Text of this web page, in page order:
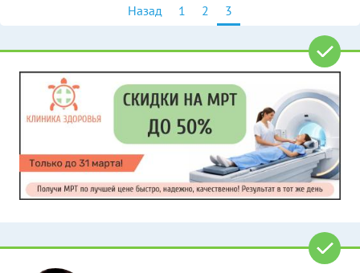
Назад 1 2 3